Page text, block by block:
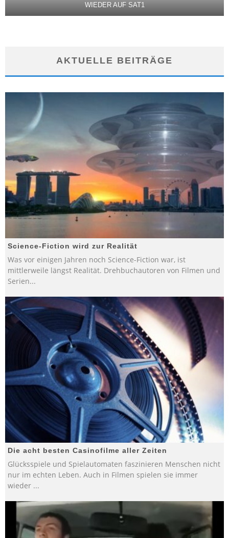
WIEDER AUF SAT1
AKTUELLE BEITRÄGE
Science-Fiction wird zur Realität
Was vor einigen Jahren noch Science-Fiction war, ist
mittlerweile längst Realität. Drehbuchautoren von Filmen und
Serien...
Die acht besten Casinofilme aller Zeiten
Glücksspiele und Spielautomaten faszinieren Menschen nicht
nur im echten Leben. Auch in Filmen spielen sie immer
wieder ...